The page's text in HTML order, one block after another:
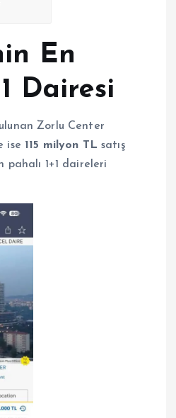
En
Dairesi
Zorlu Center
ise 115 milyon TL satış
pahalı 1+1 daireleri